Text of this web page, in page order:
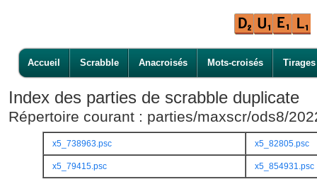
Accueil Scrabble Anacroisés Mots-croisés Tirages
Index des parties de scrabble duplicate
Répertoire courant : parties/maxscr/ods8/
x5_738963.psc x5_82805.psc
x5_79415.psc x5_854931.psc